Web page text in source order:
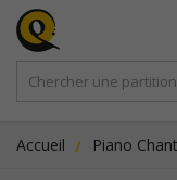
Accueil Piano Chant